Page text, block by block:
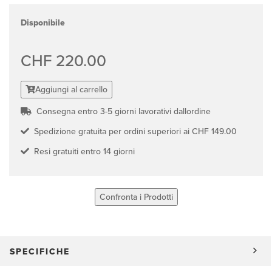
Disponibile
CHF 220.00
Aggiungi al carrello
Consegna entro 3-5 giorni lavorativi dallordine
Spedizione gratuita per ordini superiori ai CHF 149.00
Resi gratuiti entro 14 giorni
Confronta i Prodotti
SPECIFICHE